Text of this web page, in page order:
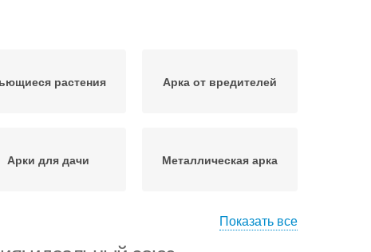
растения Арка от вредителей
Арки для дачи Металлическая арка
Показать все